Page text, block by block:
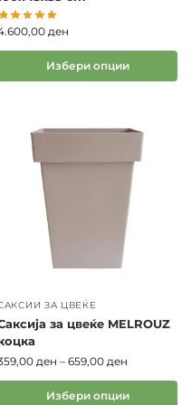
растение со подолг
модели кои се
и намена.
користени поради
Тие се отпорни
за ентериери каде
Нудат стабилност
за модерно
ден
Избери опции
ЗА ЦВЕЌЕ
за цвеќе MELROUZ
ден – 659,00 ден
Избери опции